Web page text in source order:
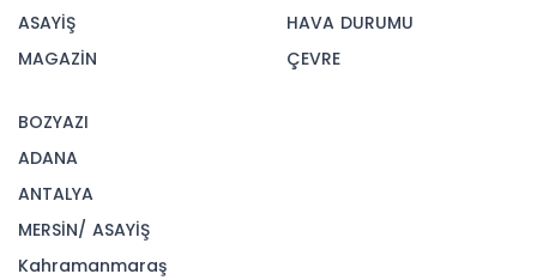
ASAYİŞ
MAGAZİN
HAVA DURUMU
ÇEVRE
BOZYAZI
ADANA
ANTALYA
MERSİN/ ASAYİŞ
Kahramanmaraş